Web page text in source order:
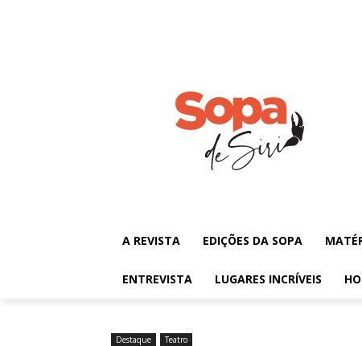
A REVISTA EDIÇÕES DA SOPA
ENTREVISTA LUGARES INCRÍVEIS
Destaque Teatro